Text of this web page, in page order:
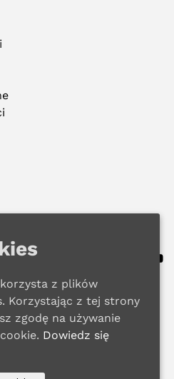
w Gdańsku
Prywatności
z plików
Korzystając z tej strony
zgodę na używanie
Dowiedz się